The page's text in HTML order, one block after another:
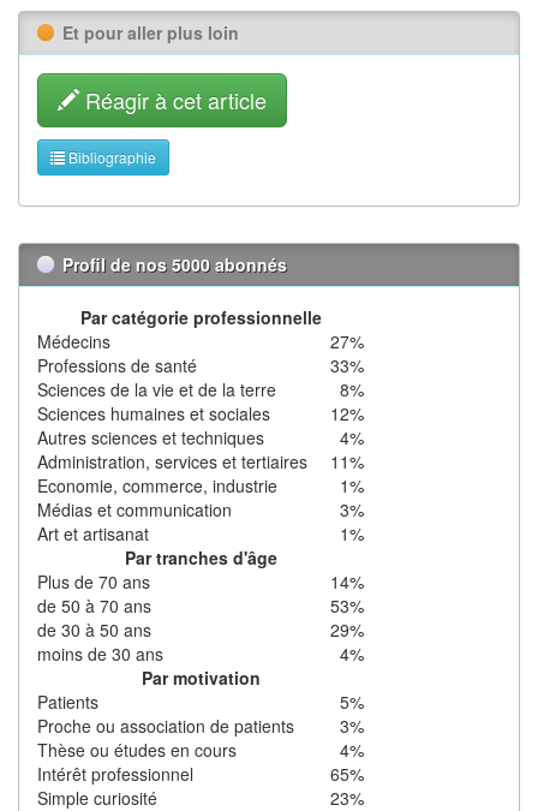
Et pour aller plus loin
Réagir à cet article
Bibliographie
Profil de nos 5000 abonnés
Par catégorie professionnelle
Médecins
27%
Professions de santé
33%
Sciences de la vie et de la terre
8%
Sciences humaines et sociales
12%
Autres sciences et techniques
4%
Administration, services et tertiaires
11%
Economie, commerce, industrie
1%
Médias et communication
3%
Art et artisanat
1%
Par tranches d'âge
Plus de 70 ans
14%
de 50 à 70 ans
53%
de 30 à 50 ans
29%
moins de 30 ans
4%
Par motivation
Patients
5%
Proche ou association de patients
3%
Thèse ou études en cours
4%
Intérêt professionnel
65%
Simple curiosité
23%